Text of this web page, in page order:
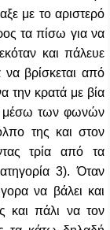
με το αριστερό
τα πίσω για να
και πάλευε
βρίσκεται από
την κρατά με βία
μέσω των φωνών
της και στον
τρία από τα
3). Όταν
να βάλει και
και πάλι να τον